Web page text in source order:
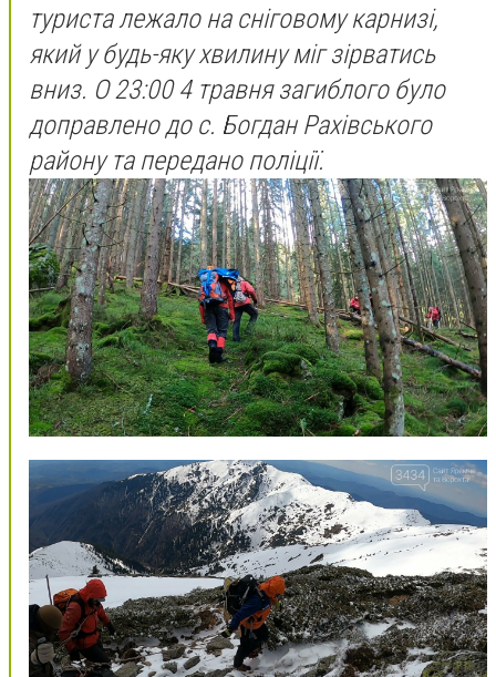
туриста лежало на сніговому карнизі,
який у будь-яку хвилину міг зірватись
вниз. О 23:00 4 травня загиблого було
доправлено до с. Богдан Рахівського
району та передано поліції.